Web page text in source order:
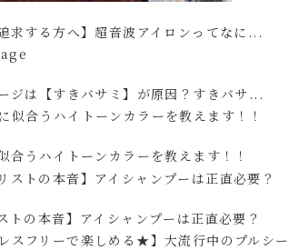
求する方へ】超音波アイロンってなに...
ジは【すきバサミ】が原因？すきバサ...
合うハイトーンカラーを教えます！！
トの本音】アイシャンプーは正直必要？